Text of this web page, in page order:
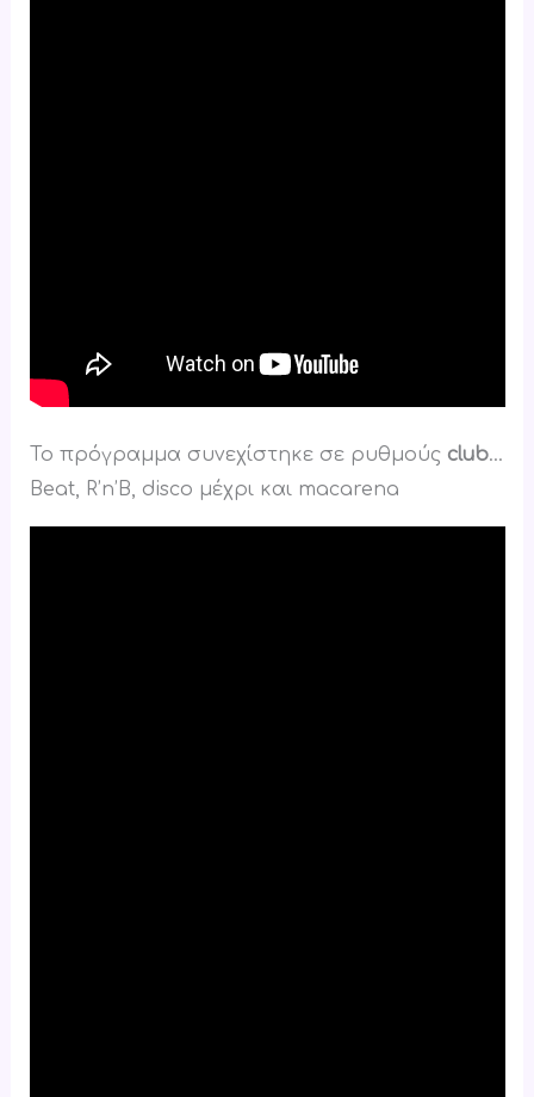
Το πρόγραμμα συνεχίστηκε σε ρυθμούς club…
Βeat, R’n’B, disco μέχρι και macarena